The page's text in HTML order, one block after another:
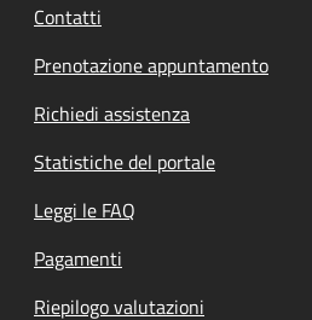
Contatti
Prenotazione appuntamento
Richiedi assistenza
Statistiche del portale
Leggi le FAQ
Pagamenti
Riepilogo valutazioni